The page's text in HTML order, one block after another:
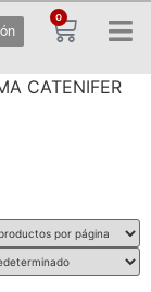
0
CATENIFER